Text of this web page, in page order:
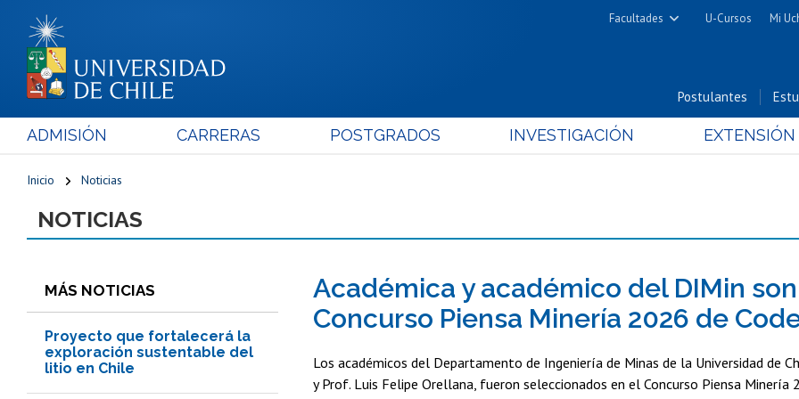
Facultades
Cs. Físicas y Matemáticas
Cs. Químicas y Farmacéuticas
Estudios Avanzados en Educación
Nutrición y Tecnología de
U-Cursos Mi
Postulantes
ADMISIÓN CARRERAS POSTGRADOS INVESTIGACIÓN EXTENSIÓN
Inicio Noticias
NOTICIAS
MÁS NOTICIAS
Proyecto que fortalecerá la
exploración sustentable del
litio en Chile
Académica y académico del DIMin
Concurso Piensa Minería 2026 de
Los académicos del Departamento de Ingeniería de Minas de la Universidad de
y Prof. Luis Felipe Orellana, fueron seleccionados en el Concurso Piensa Minería